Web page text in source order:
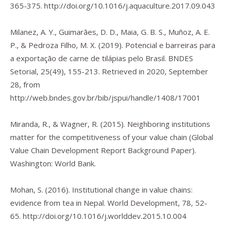
365-375. http://doi.org/10.1016/j.aquaculture.2017.09.043
Milanez, A. Y., Guimarães, D. D., Maia, G. B. S., Muñoz, A. E.
P., & Pedroza Filho, M. X. (2019). Potencial e barreiras para
a exportação de carne de tilápias pelo Brasil. BNDES
Setorial, 25(49), 155-213. Retrieved in 2020, September
28, from
http://web.bndes.gov.br/bib/jspui/handle/1408/17001
Miranda, R., & Wagner, R. (2015). Neighboring institutions
matter for the competitiveness of your value chain (Global
Value Chain Development Report Background Paper).
Washington: World Bank.
Mohan, S. (2016). Institutional change in value chains:
evidence from tea in Nepal. World Development, 78, 52-
65. http://doi.org/10.1016/j.worlddev.2015.10.004